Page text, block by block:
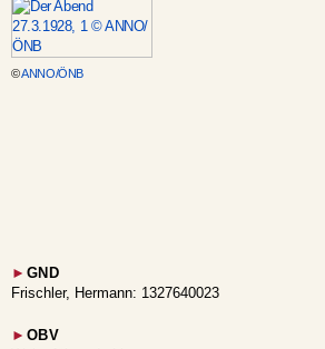
©ANNO/ÖNB
► GND
Frischler, Hermann: 1327640023
► OBV